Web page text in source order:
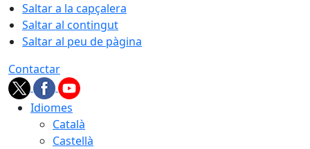
Saltar a la capçalera
Saltar al contingut
Saltar al peu de pàgina
Contactar
Idiomes
Català
Castellà